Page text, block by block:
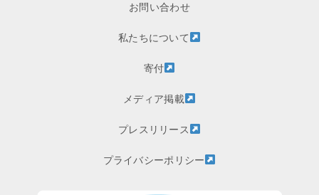
お問い合わせ
私たちについて
寄付
メディア掲載
プレスリリース
プライバシーポリシー